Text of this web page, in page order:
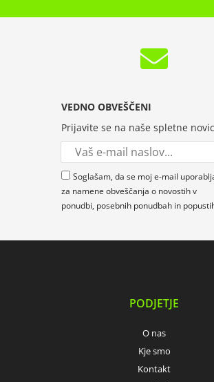
VEDNO OBVEŠČENI
Prijavite se na naše spletne
Soglašam, da se moj e-mail
za namene obveščanja o novostih v
ponudbi, posebnih ponudbah in
PODJETJE
O nas
Kje smo
Kontakt